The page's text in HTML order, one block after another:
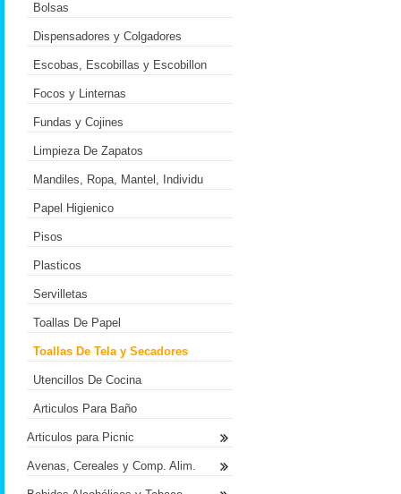
Bolsas
Dispensadores y Colgadores
Escobas, Escobillas y Escobillon
Focos y Linternas
Fundas y Cojines
Limpieza De Zapatos
Mandiles, Ropa, Mantel, Individu
Papel Higienico
Pisos
Plasticos
Servilletas
Toallas De Papel
Toallas De Tela y Secadores
Utencillos De Cocina
Articulos Para Baño
Articulos para Picnic
Avenas, Cereales y Comp. Alim.